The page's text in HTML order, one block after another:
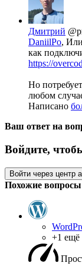
Дмитрий
DaniilPo,
как
https://
Но
любом
Написано
Ваш ответ на
Войдите,
Войти через центр
Похожие вопросы
+1 ещё